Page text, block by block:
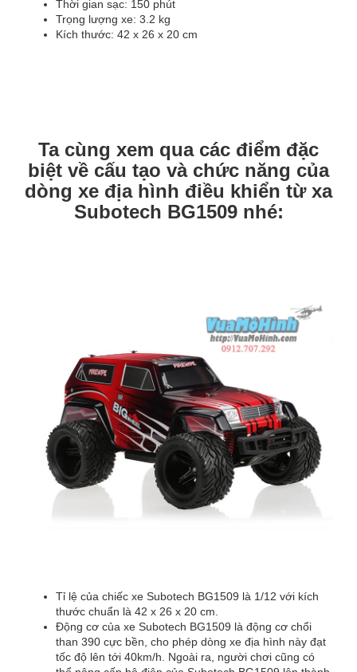
Thời gian sạc: 150 phút
Trọng lượng xe: 3.2 kg
Kích thước: 42 x 26 x 20 cm
Ta cùng xem qua các điểm đặc
biệt về cấu tạo và chức năng của
dòng xe địa hình điều khiển từ xa
Subotech BG1509 nhé:
Tỉ lệ của chiếc xe Subotech BG1509 là 1/12 với kích
thước chuẩn là 42 x 26 x 20 cm.
Động cơ của xe Subotech BG1509 là động cơ chổi
than 390 cực bền, cho phép dòng xe địa hình này đạt
tốc độ lên tới 40km/h. Ngoài ra, người chơi cũng có